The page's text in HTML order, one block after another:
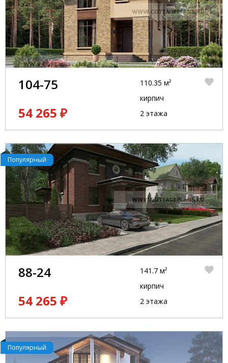
104-75
54 265 ₽
110.35 м²
кирпич
2 этажа
Популярный
88-24
54 265 ₽
141.7 м²
кирпич
2 этажа
Популярный